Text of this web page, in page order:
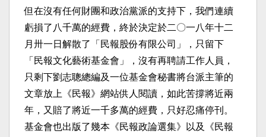
但在沒有任何財團和政治黨派的支持下，我們連續
虧損了八千萬的經費，終於決定於二〇一八年十二
月卅一日解散了「民報股份有限公司」，只留下
「民報文化藝術基金會」，沒有再聘請工作人員，
只剩下劉志聰總編及一位基金會秘書將台派主筆的
文章放上《民報》網站供人閱讀，如此苦撐將近兩
年，又賠了將近一千多萬的經費，只好忍痛停刊。
基金會也出版了幾本《民報政論選集》以及《民報